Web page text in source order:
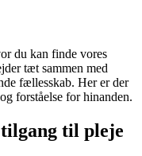
du kan finde vores
tæt sammen med
fællesskab. Her er der
forståelse for hinanden.
til pleje